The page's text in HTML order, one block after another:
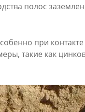
полос
при
такие как